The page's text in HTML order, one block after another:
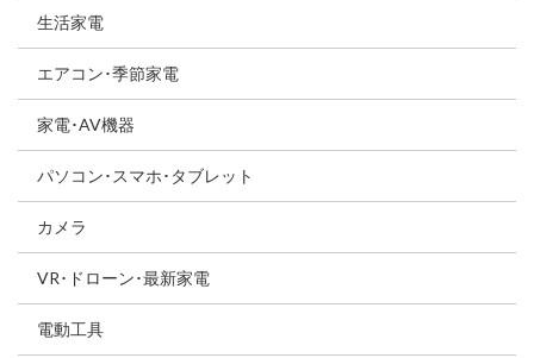
生活家電
エアコン･季節家電
家電･AV機器
パソコン･スマホ･タブレット
カメラ
VR･ドローン･最新家電
電動工具